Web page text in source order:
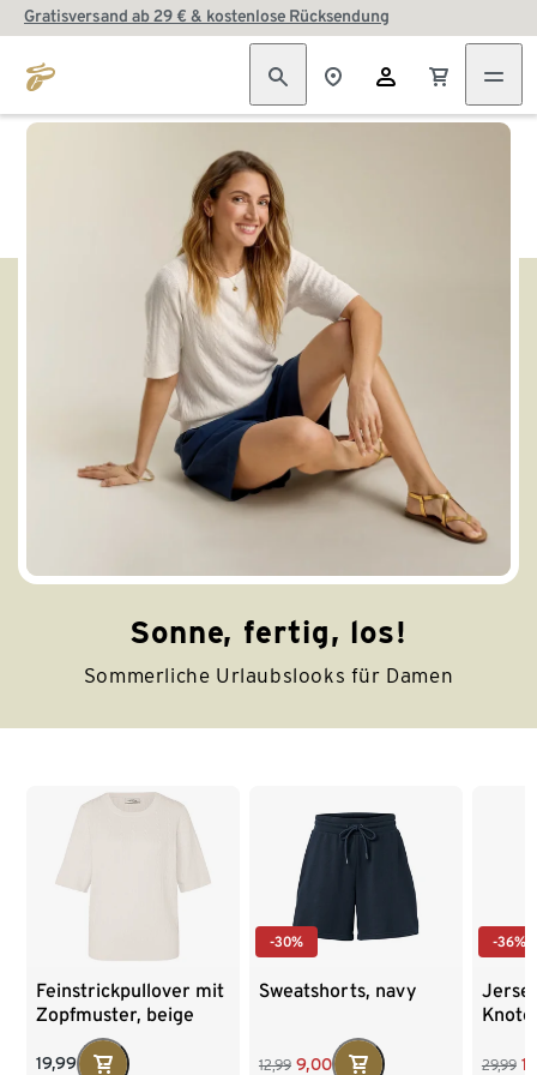
Gratisversand ab 29 € & kostenlose Rücksendung
Sonne, fertig, los!
Sommerliche Urlaubslooks für Damen
Feinstrickpullover mit
Zopfmuster, beige
19,99
-30%
Sweatshorts, navy
12,99 9,00
-36%
29,99